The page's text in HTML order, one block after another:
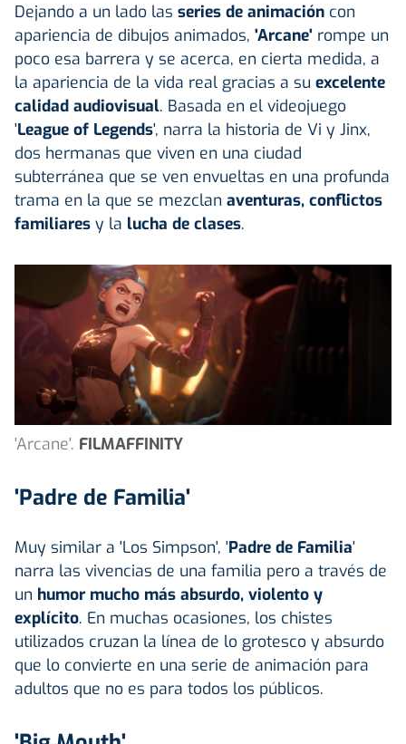
Dejando a un lado las series de animación con
apariencia de dibujos animados, 'Arcane' rompe un
poco esa barrera y se acerca, en cierta medida, a
la apariencia de la vida real gracias a su excelente
calidad audiovisual. Basada en el videojuego
'League of Legends', narra la historia de Vi y Jinx,
dos hermanas que viven en una ciudad
subterránea que se ven envueltas en una profunda
trama en la que se mezclan aventuras, conflictos
familiares y la lucha de clases.
'Arcane'. FILMAFFINITY
'Padre de Familia'
Muy similar a 'Los Simpson', 'Padre de Familia'
narra las vivencias de una familia pero a través de
un humor mucho más absurdo, violento y
explícito. En muchas ocasiones, los chistes
utilizados cruzan la línea de lo grotesco y absurdo
que lo convierte en una serie de animación para
adultos que no es para todos los públicos.